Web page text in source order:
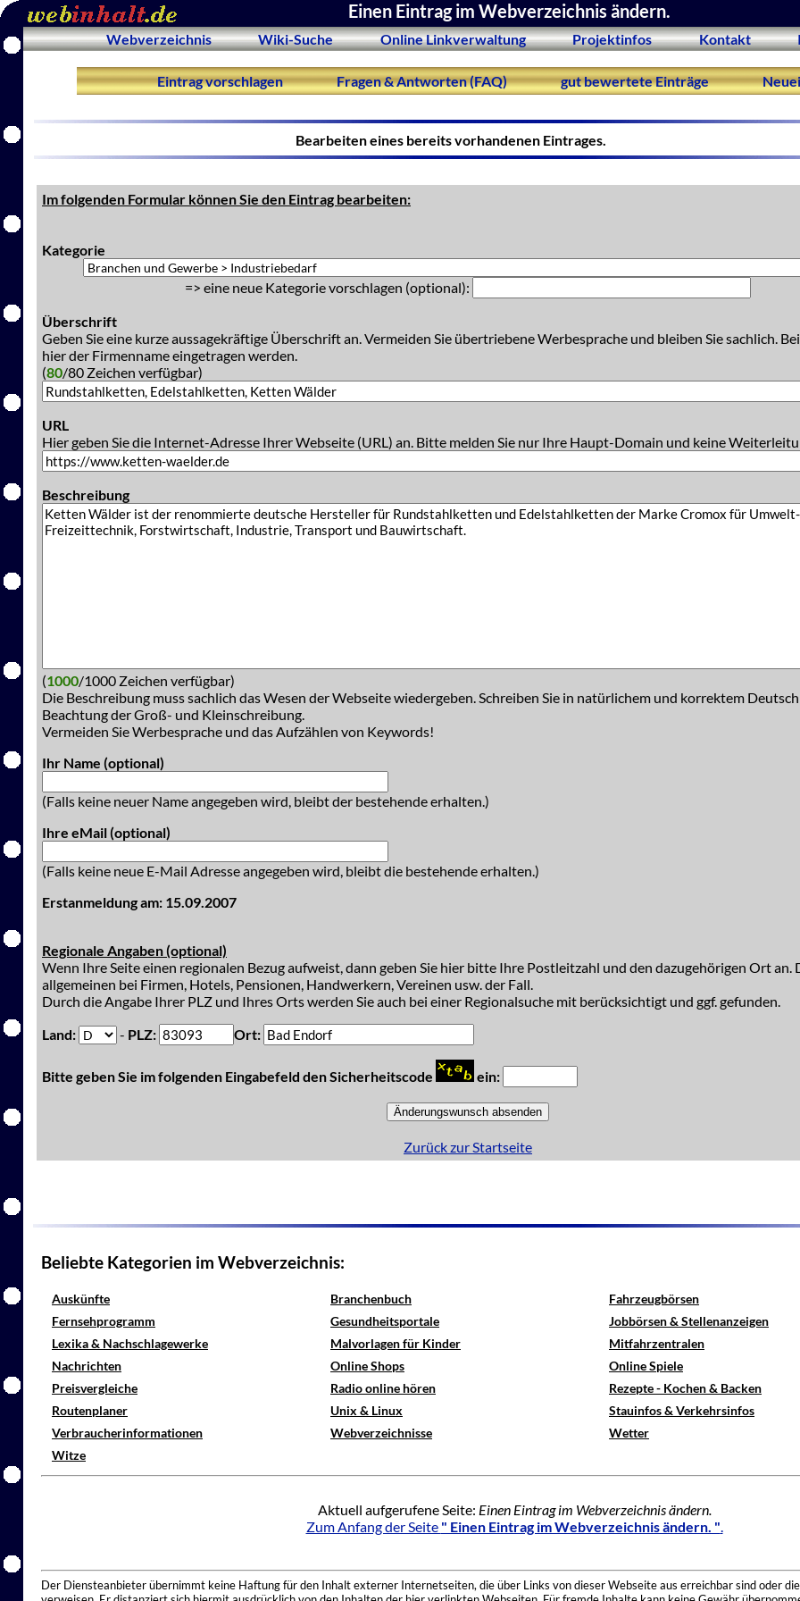
Einen Eintrag im Webverzeichnis ändern.
Webverzeichnis Wiki-Suche Online Linkverwaltung Projektinfos Kontakt
Eintrag vorschlagen Fragen & Antworten (FAQ) gut bewertete Einträge
Bearbeiten eines bereits vorhandenen Eintrages.
Im folgenden Formular können Sie den Eintrag bearbeiten:
Kategorie
=> eine neue Kategorie vorschlagen (optional):
Überschrift
Geben Sie eine kurze aussagekräftige Überschrift an. Vermeiden Sie übertriebene Werbesprache und bleiben Sie sachlich.
hier der Firmenname eingetragen werden.
(80/80 Zeichen verfügbar)
URL
Hier geben Sie die Internet-Adresse Ihrer Webseite (URL) an. Bitte melden Sie nur Ihre Haupt-Domain und keine
Beschreibung
(1000/1000 Zeichen verfügbar)
Die Beschreibung muss sachlich das Wesen der Webseite wiedergeben. Schreiben Sie in natürlichem und korrektem
Beachtung der Groß- und Kleinschreibung.
Vermeiden Sie Werbesprache und das Aufzählen von Keywords!
Ihr Name (optional)
(Falls keine neuer Name angegeben wird, bleibt der bestehende erhalten.)
Ihre eMail (optional)
(Falls keine neue E-Mail Adresse angegeben wird, bleibt die bestehende erhalten.)
Erstanmeldung am: 15.09.2007
Regionale Angaben (optional)
Wenn Ihre Seite einen regionalen Bezug aufweist, dann geben Sie hier bitte Ihre Postleitzahl und den dazugehörigen Ort an.
allgemeinen bei Firmen, Hotels, Pensionen, Handwerkern, Vereinen usw. der Fall.
Durch die Angabe Ihrer PLZ und Ihres Orts werden Sie auch bei einer Regionalsuche mit berücksichtigt und ggf. gefunden.
Land:
- PLZ: Ort:
Bitte geben Sie im folgenden Eingabefeld den Sicherheitscode ein:
Zurück zur Startseite
Beliebte Kategorien im Webverzeichnis:
Auskünfte Branchenbuch
Fahrzeugbörsen
Fernsehprogramm
Gesundheitsportale
Jobbörsen & Stellenanzeigen
Lexika & Nachschlagewerke
Malvorlagen für Kinder
Mitfahrzentralen
Nachrichten
Online Shops
Online Spiele
Preisvergleiche
Radio online hören
Rezepte - Kochen & Backen
Routenplaner
Unix & Linux
Stauinfos & Verkehrsinfos
Verbraucherinformationen
Webverzeichnisse
Wetter
Witze
Aktuell aufgerufene Seite: Einen Eintrag im Webverzeichnis ändern.
Zum Anfang der Seite " Einen Eintrag im Webverzeichnis ändern. ".
Der Diensteanbieter übernimmt keine Haftung für den Inhalt externer Internetseiten, die über Links von dieser Webseite aus erreichbar sind oder